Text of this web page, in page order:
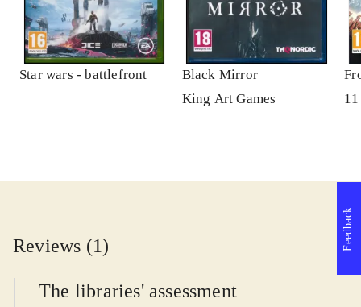
Star wars - battlefront
Black Mirror
King Art Games
Reviews (1)
The libraries' assessment
Feedback